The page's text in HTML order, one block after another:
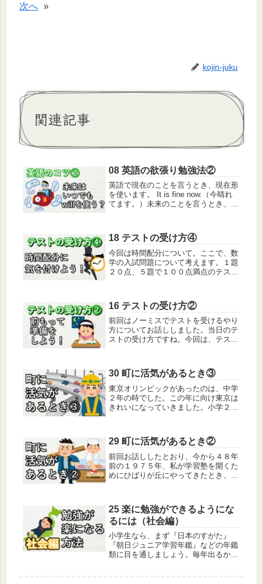
次へ »
kojin-juku
関連記事
08 英語の欲張り勉強法②
英語で現在のことを言うとき、現在形
を使います。 It is fine now.（今晴れ
てます。）未来のことを言うとき、未
う。）ところが、「明日晴れたら、...
18 テストの受け方④
今回は時間配分について。ここで、数
学の入試問題について考えます。１題
２０点、５題で１００点満点のテスト
て、どちらが良い点になるでしょう。
Ａさんが８０点、Ｂ君が６０点になり
ます...
16 テストの受け方②
前回はノーミスでテストを受けるやり
方についてお話ししました。当日のテ
ストの受け方ですね。今回は、テスト
を促す小テスト、学力の定着を図る定
期試験、総合的な力を試す入学試験な
ど...
30 町に活気があるとき③
東京オリンピックがあったのは、中学
２年の時でした。この年に向け東京は
きれいになっていきました。小学２年
ができるという話を聞いた覚えがあり
ます。八丈島で金環食が見られると言
っ...
29 町に活気があるとき②
前回お話ししたとおり、今から４８年
前の１９７５年、私が学習塾を開くた
めにひばりが丘にやってきたとき、ひ
い家に暮らしていて、屋根でも壁でも
建具でも次々と修理が必要でした。大
工...
25 楽に勉強ができるようにな
るには（社会編）
小学生なら、まず『日本のすがた』
『朝日ジュニア学習年鑑』などの年鑑
類に目を通しましょう。毎年出るから